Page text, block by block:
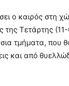
ο καιρός στη
Τετάρτης
τμήματα, που
και από